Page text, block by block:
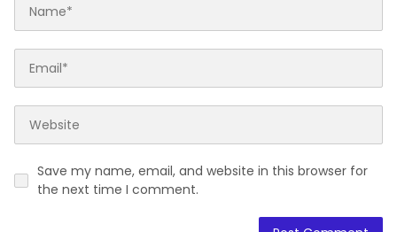
Save my name, email, and website in this browser for
the next time I comment.